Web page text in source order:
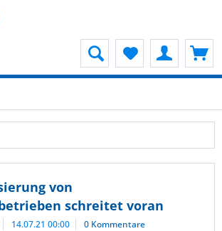
von
schreitet voran
14.07.21 00:00 0 Kommentare